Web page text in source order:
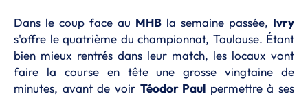
Dans le coup face au MHB la semaine passée, Ivry
s'offre le quatrième du championnat, Toulouse. Étant
bien mieux rentrés dans leur match, les locaux vont
faire la course en tête une grosse vingtaine de
minutes, avant de voir Téodor Paul permettre à ses